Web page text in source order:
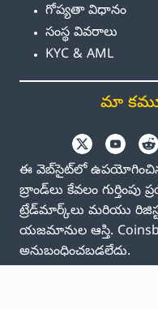
గోప్యతా విధానం
సంస్థ వివరాలు
KYC & AML
మా
ఈ వెబ్‌సైట్‌లో ఉపయోగించిన
బ్రాండ్‌లు కేవలం
ట్రేడ్‌మార్క్‌లు మరియు
యజమానుల ఆస్తి.
అనుబంధించబడలేదు.